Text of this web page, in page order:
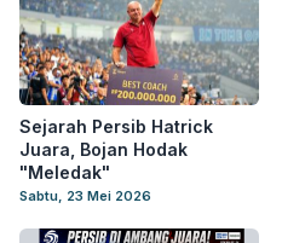
Sejarah Persib Hatrick
Juara, Bojan Hodak
"Meledak"
Sabtu, 23 Mei 2026